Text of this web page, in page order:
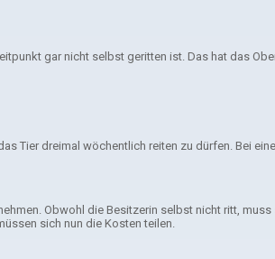
gar nicht selbst geritten ist. Das hat das
Tier dreimal wöchentlich reiten zu dürfen. Bei
Obwohl die Besitzerin selbst nicht ritt,
sich nun die Kosten teilen.